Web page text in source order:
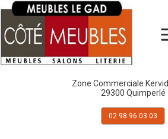
Zone Commerciale
29300 Quimperlé
02 98 96 03 03